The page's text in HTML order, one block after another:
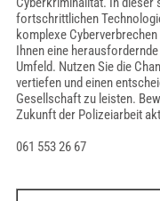
fortschrittlichen
komplexe
Ihnen eine
Umfeld. Nutzen Sie die
vertiefen und einen
Gesellschaft zu leisten.
Zukunft der Polizeiarbeit
061 553 26 67